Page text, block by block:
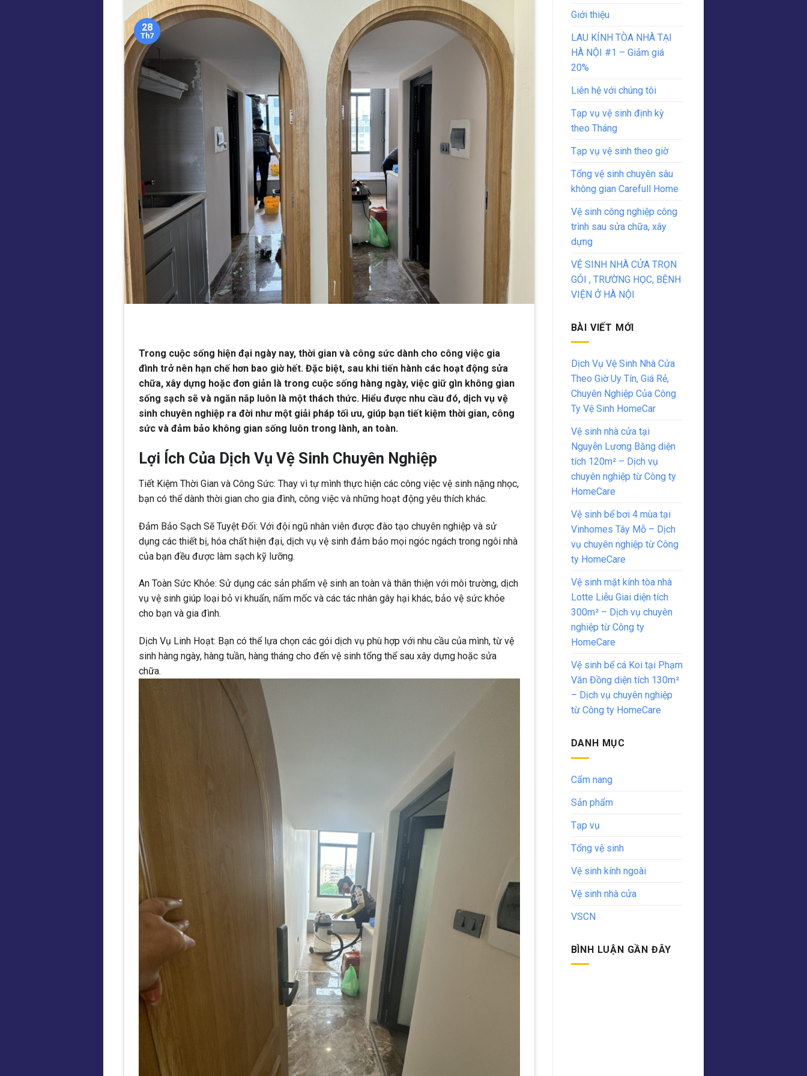
28
Th7
Trong cuộc sống hiện đại ngày nay, thời gian và công sức dành cho công việc gia
đình trở nên hạn chế hơn bao giờ hết. Đặc biệt, sau khi tiến hành các hoạt động sửa
chữa, xây dựng hoặc đơn giản là trong cuộc sống hàng ngày, việc giữ gìn không gian
sống sạch sẽ và ngăn nắp luôn là một thách thức. Hiểu được nhu cầu đó, dịch vụ vệ
sinh chuyên nghiệp ra đời như một giải pháp tối ưu, giúp bạn tiết kiệm thời gian, công
sức và đảm bảo không gian sống luôn trong lành, an toàn.
Lợi Ích Của Dịch Vụ Vệ Sinh Chuyên Nghiệp
Tiết Kiệm Thời Gian và Công Sức: Thay vì tự mình thực hiện các công việc vệ sinh nặng nhọc,
bạn có thể dành thời gian cho gia đình, công việc và những hoạt động yêu thích khác.
Đảm Bảo Sạch Sẽ Tuyệt Đối: Với đội ngũ nhân viên được đào tạo chuyên nghiệp và sử
dụng các thiết bị, hóa chất hiện đại, dịch vụ vệ sinh đảm bảo mọi ngóc ngách trong ngôi nhà
của bạn đều được làm sạch kỹ lưỡng.
An Toàn Sức Khỏe: Sử dụng các sản phẩm vệ sinh an toàn và thân thiện với môi trường, dịch
vụ vệ sinh giúp loại bỏ vi khuẩn, nấm mốc và các tác nhân gây hại khác, bảo vệ sức khỏe
cho bạn và gia đình.
Dịch Vụ Linh Hoạt: Bạn có thể lựa chọn các gói dịch vụ phù hợp với nhu cầu của mình, từ vệ
sinh hàng ngày, hàng tuần, hàng tháng cho đến vệ sinh tổng thể sau xây dựng hoặc sửa
chữa.
Giới thiệu
LAU KÍNH TÒA NHÀ TẠI
HÀ NỘI #1 – Giảm giá
20%
Liên hệ với chúng tôi
Tạp vụ vệ sinh định kỳ
theo Tháng
Tạp vụ vệ sinh theo giờ
Tổng vệ sinh chuyên sâu
không gian Carefull Home
Vệ sinh công nghiệp công
trình sau sửa chữa, xây
dựng
VỆ SINH NHÀ CỬA TRỌN
GÓI , TRƯỜNG HỌC, BỆNH
VIỆN Ở HÀ NỘI
BÀI VIẾT MỚI
Dịch Vụ Vệ Sinh Nhà Cửa
Theo Giờ Uy Tín, Giá Rẻ,
Chuyên Nghiệp Của Công
Ty Vệ Sinh HomeCar
Vệ sinh nhà cửa tại
Nguyễn Lương Bằng diện
tích 120m² – Dịch vụ
chuyên nghiệp từ Công ty
HomeCare
Vệ sinh bể bơi 4 mùa tại
Vinhomes Tây Mỗ – Dịch
vụ chuyên nghiệp từ Công
ty HomeCare
Vệ sinh mặt kính tòa nhà
Lotte Liễu Giai diện tích
300m² – Dịch vụ chuyên
nghiệp từ Công ty
HomeCare
Vệ sinh bể cá Koi tại Phạm
Văn Đồng diện tích 130m²
– Dịch vụ chuyên nghiệp
từ Công ty HomeCare
DANH MỤC
Cẩm nang
Sản phẩm
Tạp vụ
Tổng vệ sinh
Vệ sinh kính ngoài
Vệ sinh nhà cửa
VSCN
BÌNH LUẬN GẦN ĐÂY